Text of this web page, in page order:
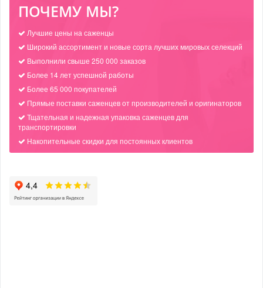
ПОЧЕМУ МЫ?
Лучшие цены на саженцы
Широкий ассортимент и новые сорта лучших мировых селекций
Выполнили свыше 250 000 заказов
Более 14 лет успешной работы
Более 65 000 покупателей
Прямые поставки саженцев от производителей и оригинаторов
Тщательная и надежная упаковка саженцев для
транспортировки
Накопительные скидки для постоянных клиентов